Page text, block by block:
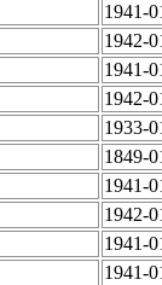
1941-
1942-
1941-
1942-
1933-
1849-
1941-
1942-
1941-
1941-